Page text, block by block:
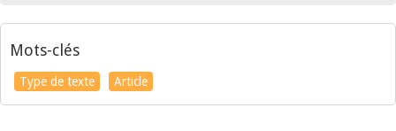
Mots-clés
Type de texte Article